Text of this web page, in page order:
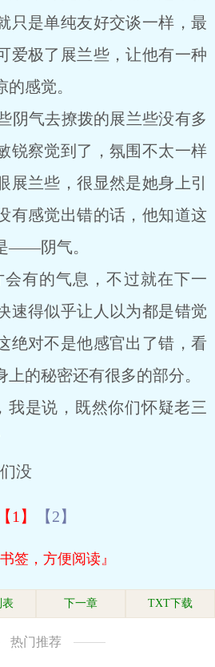
只是单纯友好交谈一样，最
爱极了展兰些，让他有一种
感觉。
气去撩拨的展兰些没有多
锐察觉到了，氛围不太一样
展兰些，很显然是她身上引
有感觉出错的话，他知道这
――阴气。
的气息，不过就在下一
速得似乎让人以为都是错觉
绝对不是他感官出了错，看
的秘密还有很多的部分。
是说，既然你们怀疑老三
没
【1】 【2】
书签，方便阅读』
下一章 TXT下载
热门推荐